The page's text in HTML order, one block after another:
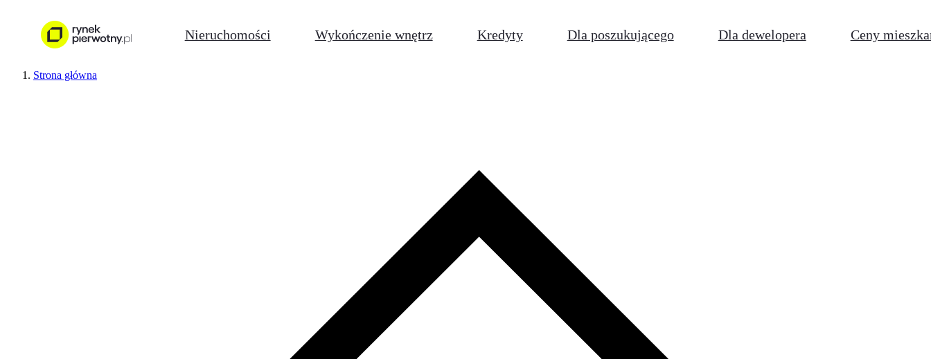
Nieruchomości Wykończenie wnętrz Kredyty Dla poszukującego Dla dewelopera Ceny
Strona główna